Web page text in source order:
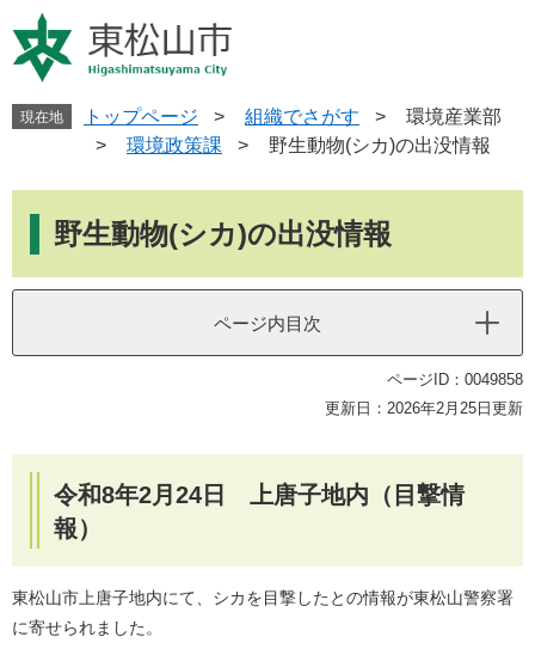
ー
ジ
す
ニ
ュ
し
へ
現在地 トップページ > 組織でさがす >
環境産業部
>
環境政策課 > 野生動物(シカ)の出没情報
野生動物(シカ)の出没情報
ページ内目次
ページID：0049858
更新日：2026年2月25日更新
令和8年2月24日 上唐子地内（目撃情
報）
東松山市上唐子地内にて、シカを目撃したとの情報が東松山警察署
に寄せられました。